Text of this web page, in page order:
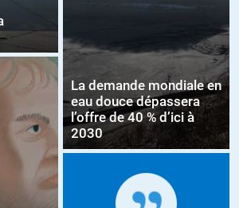
La demande mondiale en
eau douce dépassera
l’offre de 40 % d’ici à
2030